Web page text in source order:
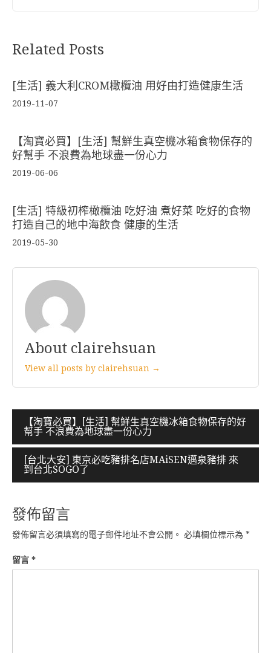
Related Posts
[生活] 義大利CROM橄欖油 用好由打造健康生活
2019-11-07
【淘寶必買】[生活] 幫鮮生真空機冰箱食物保存的
好幫手 不浪費為地球盡一份心力
2019-06-06
[生活] 特級初榨橄欖油 吃好油 煮好菜 吃好的食物
打造自己的地中海飲食 健康的生活
2019-05-30
About clairehsuan
View all posts by clairehsuan →
章
導
覽
【淘寶必買】[生活] 幫鮮生真空機冰箱食物保存的好
幫手 不浪費為地球盡一份心力
[台北大安] 東京必吃豬排名店MAiSEN邁泉豬排 來
到台北SOGO了
發佈留言
發佈留言必須填寫的電子郵件地址不會公開。 必填欄位標示為 *
留言 *